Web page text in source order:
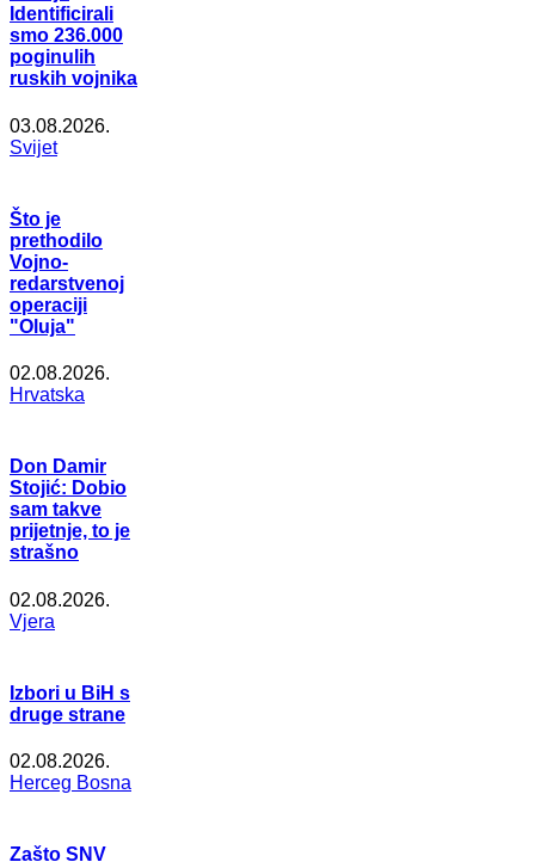
Identificirali
smo 236.000
poginulih
ruskih vojnika
03.08.2026.
Svijet
Što je
prethodilo
Vojno-
redarstvenoj
operaciji
"Oluja"
02.08.2026.
Hrvatska
Don Damir
Stojić: Dobio
sam takve
prijetnje, to je
strašno
02.08.2026.
Vjera
Izbori u BiH s
druge strane
02.08.2026.
Herceg Bosna
Zašto SNV